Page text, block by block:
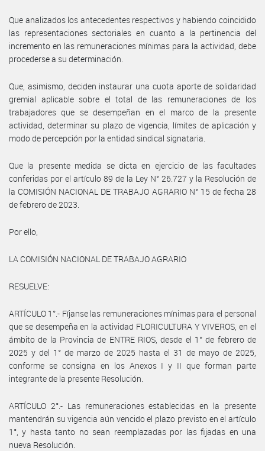
Que analizados los antecedentes respectivos y habiendo coincidido
las representaciones sectoriales en cuanto a la pertinencia del
incremento en las remuneraciones mínimas para la actividad, debe
procederse a su determinación.
Que, asimismo, deciden instaurar una cuota aporte de solidaridad
gremial aplicable sobre el total de las remuneraciones de los
trabajadores que se desempeñan en el marco de la presente
actividad, determinar su plazo de vigencia, límites de aplicación y
modo de percepción por la entidad sindical signataria.
Que la presente medida se dicta en ejercicio de las facultades
conferidas por el artículo 89 de la Ley N° 26.727 y la Resolución de
la COMISIÓN NACIONAL DE TRABAJO AGRARIO N° 15 de fecha 28
de febrero de 2023.
Por ello,
LA COMISIÓN NACIONAL DE TRABAJO AGRARIO
RESUELVE:
ARTÍCULO 1°.- Fíjanse las remuneraciones mínimas para el personal
que se desempeña en la actividad FLORICULTURA Y VIVEROS, en el
ámbito de la Provincia de ENTRE RIOS, desde el 1° de febrero de
2025 y del 1° de marzo de 2025 hasta el 31 de mayo de 2025,
conforme se consigna en los Anexos I y II que forman parte
integrante de la presente Resolución.
ARTÍCULO 2°.- Las remuneraciones establecidas en la presente
mantendrán su vigencia aún vencido el plazo previsto en el artículo
1°, y hasta tanto no sean reemplazadas por las fijadas en una
nueva Resolución.